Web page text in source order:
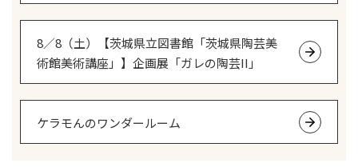
8／8（土）【茨城県立図書館「茨城県陶芸美
術館美術講座」】企画展「ガレの陶芸II」
ケラモんのワンダールーム